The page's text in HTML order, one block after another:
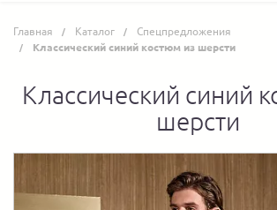
Главная Каталог Спецпредложения
Классический синий костюм из шерсти
Классический синий
шерсти